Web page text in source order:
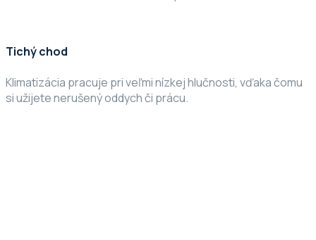
Tichý chod
Klimatizácia pracuje pri veľmi nízkej hlučnosti, vďaka čomu
si užijete nerušený oddych či prácu.